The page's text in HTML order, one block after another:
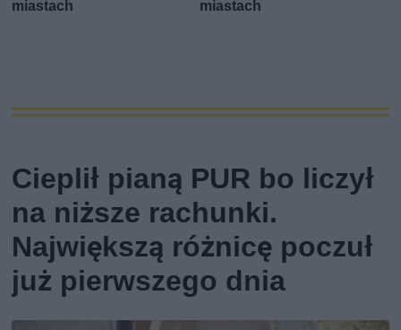
miastach miastach
Cieplił pianą PUR bo liczył
na niższe rachunki.
Największą różnicę poczuł
już pierwszego dnia